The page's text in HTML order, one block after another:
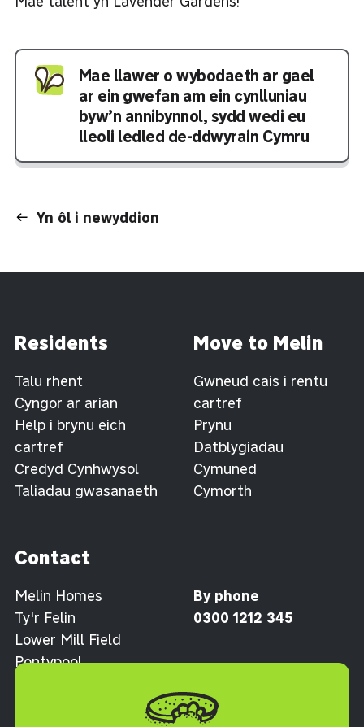
Mae llawer o wybodaeth ar gael
ar ein gwefan am ein cynlluniau
byw’n annibynnol, sydd wedi eu
lleoli ledled de-ddwyrain Cymru
Yn ôl i newyddion
Residents
Talu rhent
Cyngor ar arian
Help i brynu eich
cartref
Credyd Cynhwysol
Taliadau gwasanaeth
Move to Melin
Gwneud cais i rentu
cartref
Prynu
Datblygiadau
Cymuned
Cymorth
Contact
Melin Homes
Ty'r Felin
Lower Mill Field
Pontypool
By phone
0300 1212 345